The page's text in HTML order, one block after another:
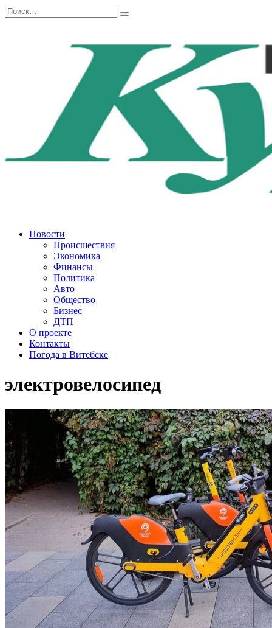
Перейти
к
Search
for:
Новости
Происшествия
Экономика
Финансы
Политика
Авто
Общество
Бизнес
ДТП
О проекте
Контакты
Погода в Витебске
электровелосипед